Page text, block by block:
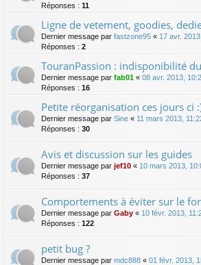
Réponses : 11
Ligne de vetement, goodies,
Dernier message par fastzone95 « 17 avr.
Réponses : 2
TouranPassion : indisponibilité
Dernier message par fab01 « 08 avr. 2013,
Réponses : 16
Petite réorganisation ces jours ci
Dernier message par Sine « 11 mars 2013,
Réponses : 30
Avis et discussion sur les guides
Dernier message par jef10 « 10 mars 2013,
Réponses : 37
Comportements à éviter sur le
Dernier message par Gaby « 10 févr. 2013,
Réponses : 122
petit bug ?
Dernier message par mdc888 « 01 févr. 2013,